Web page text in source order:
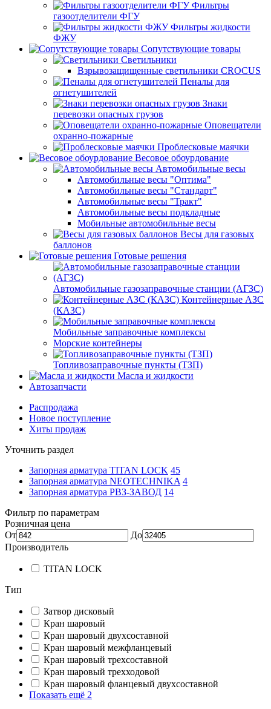
Фильтры
газоотделители ФГУ
Фильтры жидкости
ФЖУ
Сопутствующие товары
Светильники
Взрывозащищенные светильники CROCUS
Пеналы для
огнетушителей
Знаки
перевозки опасных грузов
Оповещатели
охранно-пожарные
Проблесковые маячки
Весовое обоурдование
Автомобильные весы
Автомобильные весы "Оптима"
Автомобильные весы "Стандарт"
Автомобильные весы "Тракт"
Автомобильные весы подкладные
Мобильные автомобильные весы
Весы для газовых
баллонов
Готовые решения
Автомобильные газозаправочные станции (АГЗС)
Контейнерные АЗС
(КАЗС)
Мобильные заправочные комплексы
Морские контейнеры
Топливозаправочные пункты (ТЗП)
Масла и жидкости
Автозапчасти
Распродажа
Новое поступление
Хиты продаж
Уточнить раздел
Запорная арматура TITAN LOCK 45
Запорная арматура NEOTECHNIKA 4
Запорная арматура РВЗ-ЗАВОД 14
Фильтр по параметрам
Розничная цена
От
До
Производитель
TITAN LOCK
Тип
Затвор дисковый
Кран шаровый
Кран шаровый двухсоставной
Кран шаровый межфланцевый
Кран шаровый трехсоставной
Кран шаровый трехходовой
Кран шаровый фланцевый двухсоставной
Показать ещё 2